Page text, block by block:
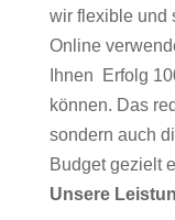
wir flexible und
Online
Ihnen Erfolg
können. Das
sondern auch
Budget gezielt
Unsere